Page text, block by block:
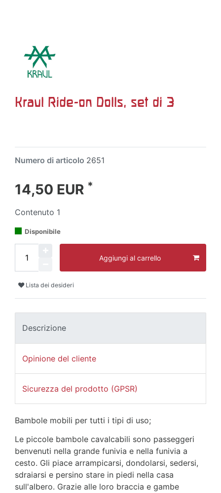
Kraul Ride-on Dolls, set di 3
Numero di articolo 2651
14,50 EUR *
Contenuto 1
Disponibile
Aggiungi al carrello
Lista dei desideri
Descrizione
Opinione del cliente
Sicurezza del prodotto (GPSR)
Bambole mobili per tutti i tipi di uso;
Le piccole bambole cavalcabili sono passeggeri
benvenuti nella grande funivia e nella funivia a
cesto. Gli piace arrampicarsi, dondolarsi, sedersi,
sdraiarsi e persino stare in piedi nella casa
sull'albero. Grazie alle loro braccia e gambe